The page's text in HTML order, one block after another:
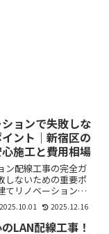
ョンで失敗しな
ント｜新宿区の
施工と費用相場
ン配線工事の完全ガ
しないための重要ポ
てリノベーションを
方が内装や間取り変
がいきがちです。し
めてから「コンセン
2025.10.01 2025.12.16
LAN配線工事！